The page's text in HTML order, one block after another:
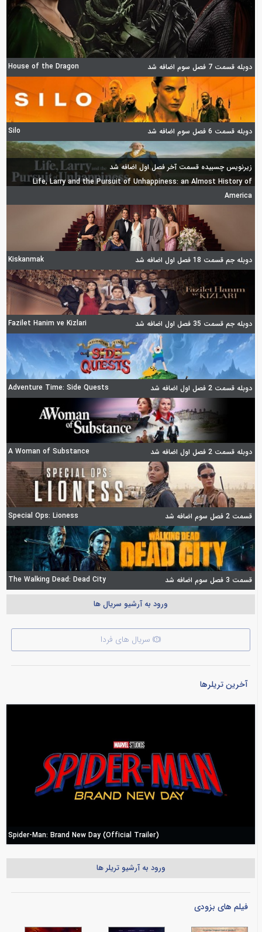
دوبله قسمت 7 فصل سوم اضافه شد House of the Dragon
دوبله قسمت 6 فصل سوم اضافه شد Silo
زیرنویس چسبیده قسمت آخر فصل اول اضافه شد
Life, Larry and the Pursuit of Unhappiness: an Almost History of
America
دوبله جم قسمت 18 فصل اول اضافه شد Kiskanmak
دوبله جم قسمت 35 فصل اول اضافه شد Fazilet Hanim ve Kizlari
دوبله قسمت 2 فصل اول اضافه شد Adventure Time: Side Quests
دوبله قسمت 2 فصل اول اضافه شد A Woman of Substance
قسمت 2 فصل سوم اضافه شد Special Ops: Lioness
قسمت 3 فصل سوم اضافه شد The Walking Dead: Dead City
ورود به آرشیو سریال ها
سریال های فردا
آخرین تریلرها
Spider-Man: Brand New Day (Official Trailer)
ورود به آرشیو تریلر ها
فیلم های بزودی